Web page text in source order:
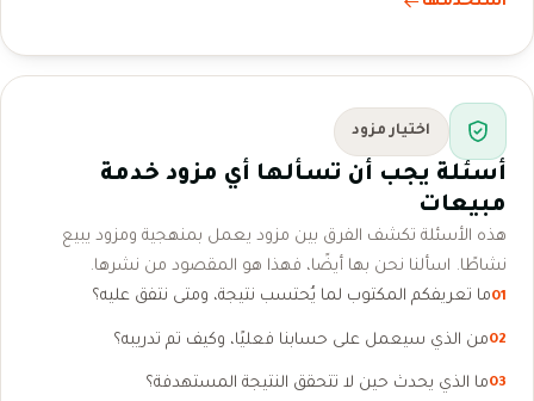
اختيار مزود
أسئلة يجب أن تسألها أي مزود خدمة
مبيعات
هذه الأسئلة تكشف الفرق بين مزود يعمل بمنهجية ومزود يبيع
نشاطًا. اسألنا نحن بها أيضًا، فهذا هو المقصود من نشرها.
01ما تعريفكم المكتوب لما يُحتسب نتيجة، ومتى نتفق عليه؟
02من الذي سيعمل على حسابنا فعليًا، وكيف تم تدريبه؟
03ما الذي يحدث حين لا تتحقق النتيجة المستهدفة؟